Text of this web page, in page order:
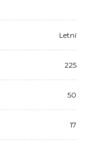
Letní
225
50
17